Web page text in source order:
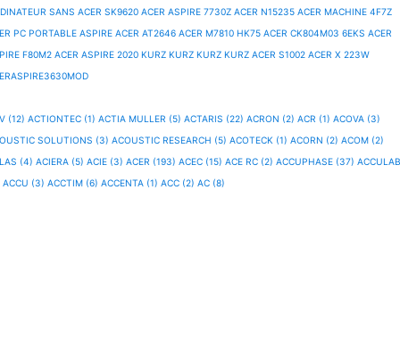
SANS ACER SK9620 ACER ASPIRE 7730Z ACER N15235 ACER MACHINE 4F7Z
PC PORTABLE ASPIRE ACER AT2646 ACER M7810 HK75 ACER CK804M03 6EKS ACER
F80M2 ACER ASPIRE 2020 KURZ KURZ KURZ KURZ ACER S1002 ACER X 223W
(12) ACTIONTEC (1) ACTIA MULLER (5) ACTARIS (22) ACRON (2) ACR (1) ACOVA (3)
SOLUTIONS (3) ACOUSTIC RESEARCH (5) ACOTECK (1) ACORN (2) ACOM (2)
(4) ACIERA (5) ACIE (3) ACER (193) ACEC (15) ACE RC (2) ACCUPHASE (37) ACCULAB
ACCU (3) ACCTIM (6) ACCENTA (1) ACC (2) AC (8)